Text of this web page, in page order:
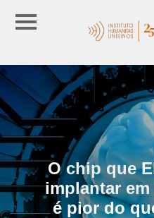
O chip que
implantar
é pior do